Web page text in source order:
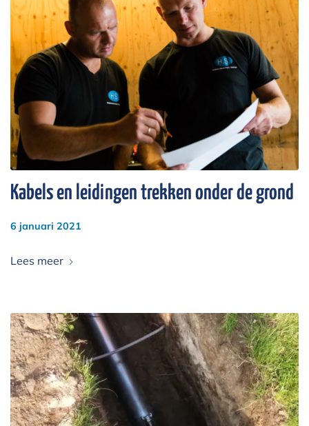
Kabels en leidingen trekken onder de grond
6 januari 2021
Lees meer